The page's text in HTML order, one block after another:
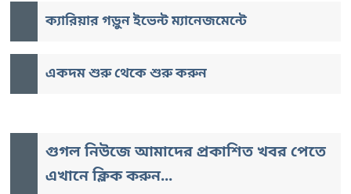
ক্যারিয়ার গড়ুন ইভেন্ট ম্যানেজমেন্টে
একদম শুরু থেকে শুরু করুন
গুগল নিউজে আমাদের প্রকাশিত খবর পেতে
এখানে ক্লিক করুন...